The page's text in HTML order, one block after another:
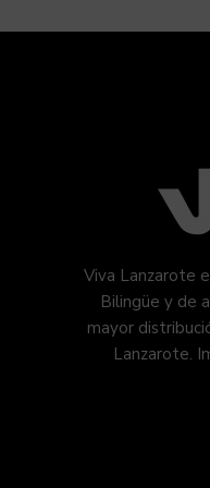
Viva Lanzarote
Bilingüe y de
mayor
Lanzarote.